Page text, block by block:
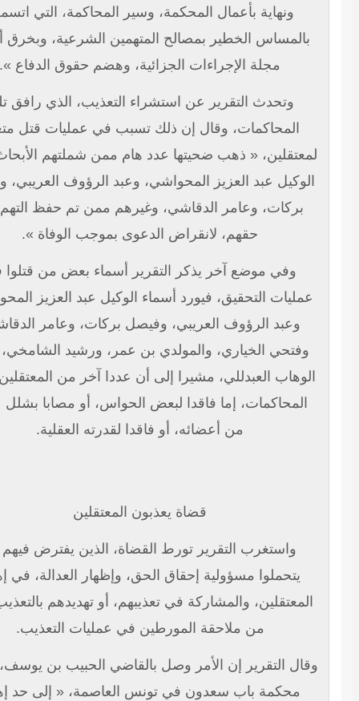
ونهاية بأعمال المحكمة، وسير المحاكمة، التي اتسمت
بالمساس الخطير بمصالح المتهمين الشرعية، وبخرق أحكام
مجلة الإجراءات الجزائية، وهضم حقوق الدفاع ».
وتحدث التقرير عن استشراء التعذيب، الذي رافق تلك
المحاكمات، وقال إن ذلك تسبب في عمليات قتل متعمد
« ذهب ضحيتها عدد هام ممن شملتهم الأبحاث، مثل
عبد العزيز المحواشي، وعبد الرؤوف العريبي، وفيصل
بركات، وعامر الدقاشي، وغيرهم ممن تم حفظ التهم في
حقهم، لانقراض الدعوى بموجب الوفاة ».
وفي موضع آخر يذكر التقرير أسماء بعض من قتلوا في
التحقيق، فيورد أسماء الوكيل عبد العزيز المحواشي،
وعبد الرؤوف العريبي، وفيصل بركات، وعامر الدقاشي،
وفتحي الخياري، والمولدي بن عمر، ورشيد الشامخي، وعبد
العبدللي، مشيرا إلى أن عددا آخر من المعتقلين حضر
المحاكمات، إما فاقدا لبعض الحواس، أو مصابا بشلل عضو
من أعضائه، أو فاقدا لقدرته العقلية.
قضاة يعذبون المعتقلين
واستغرب التقرير تورط القضاة، الذين يفترض فيهم أن
يتحملوا مسؤولية إحقاق الحق، وإظهار العدالة، في إهانة
والمشاركة في تعذيبهم، أو تهديدهم بالتعذيب، بدلا
من ملاحقة المورطين في عمليات التعذيب.
التقرير إن الأمر وصل بالقاضي الحبيب بن يوسف، رئيس
محكمة باب سعدون في تونس العاصمة، « إلى حد إهانة